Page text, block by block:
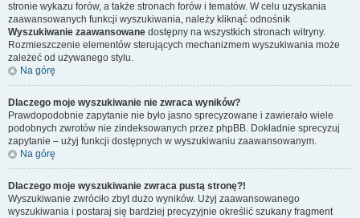
stronie wykazu forów, a także stronach forów i tematów. W celu uzyskania
zaawansowanych funkcji wyszukiwania, należy kliknąć odnośnik
Wyszukiwanie zaawansowane dostępny na wszystkich stronach witryny.
Rozmieszczenie elementów sterujących mechanizmem wyszukiwania może
zależeć od używanego stylu.
Na górę
Dlaczego moje wyszukiwanie nie zwraca wyników?
Prawdopodobnie zapytanie nie było jasno sprecyzowane i zawierało wiele
podobnych zwrotów nie zindeksowanych przez phpBB. Dokładnie sprecyzuj
zapytanie – użyj funkcji dostępnych w wyszukiwaniu zaawansowanym.
Na górę
Dlaczego moje wyszukiwanie zwraca pustą stronę?!
Wyszukiwanie zwróciło zbyt dużo wyników. Użyj zaawansowanego
wyszukiwania i postaraj się bardziej precyzyjnie określić szukany fragment